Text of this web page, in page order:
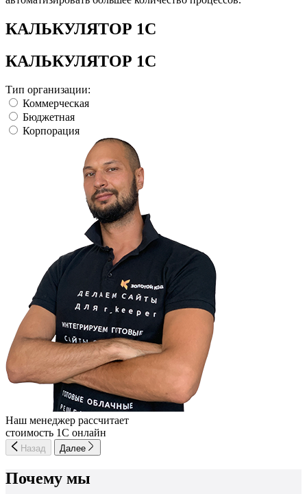
КАЛЬКУЛЯТОР 1С
КАЛЬКУЛЯТОР 1С
Тип организации:
Коммерческая
Бюджетная
Корпорация
Наш менеджер рассчитает
стоимость 1С онлайн
Назад Далее
Почему мы